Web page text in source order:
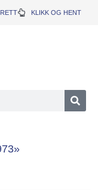
KLIKK OG HENT